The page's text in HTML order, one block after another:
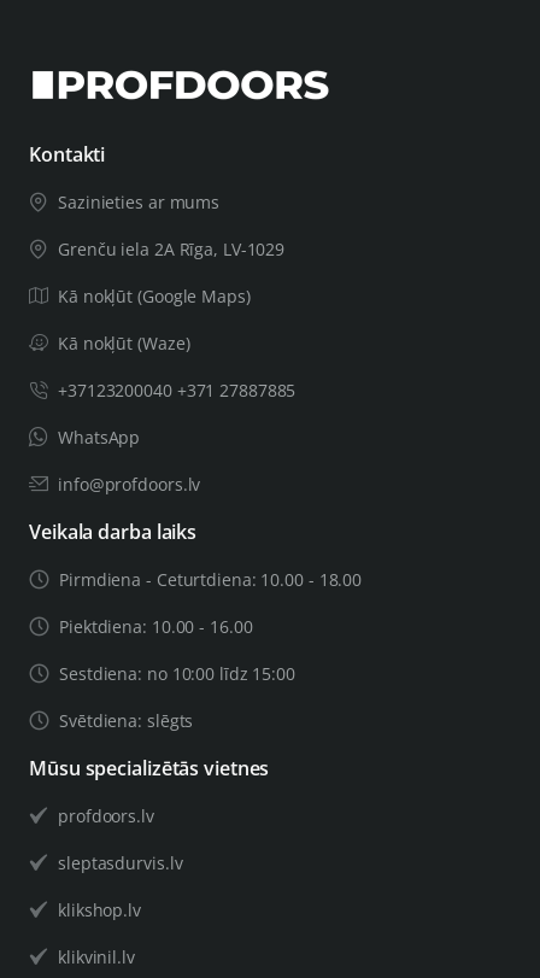
Kontakti
Sazinieties ar mums
Grenču iela 2A Rīga, LV-1029
Kā nokļūt (Google Maps)
Kā nokļūt (Waze)
+37123200040 +371 27887885
WhatsApp
info@profdoors.lv
Veikala darba laiks
Pirmdiena - Ceturtdiena: 10.00 - 18.00
Piektdiena: 10.00 - 16.00
Sestdiena: no 10:00 līdz 15:00
Svētdiena: slēgts
Mūsu specializētās vietnes
profdoors.lv
sleptasdurvis.lv
klikshop.lv
klikvinil.lv